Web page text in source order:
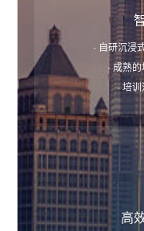
· 自研沉浸
· 成熟
· 培
高